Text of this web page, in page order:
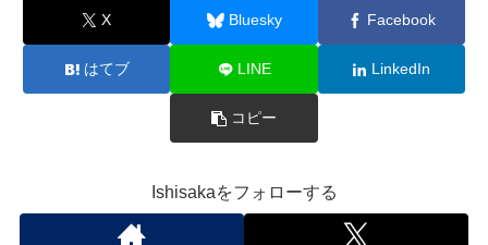
X Bluesky Facebook
はてブ LINE LinkedIn
コピー
Ishisakaをフォローする